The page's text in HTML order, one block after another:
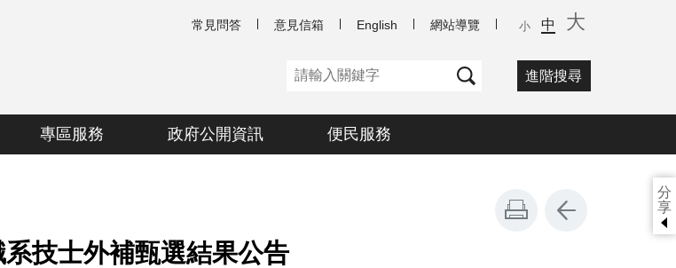
常見問答 意見信箱 English 網站導覽 小 中 大
進階搜尋
專區服務 政府公開資訊 便民服務
分
享
系技士外補甄選結果公告